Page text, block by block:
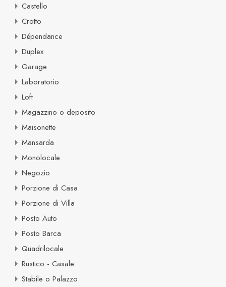
Castello
Crotto
Dépendance
Duplex
Garage
Laboratorio
Loft
Magazzino o deposito
Maisonette
Mansarda
Monolocale
Negozio
Porzione di Casa
Porzione di Villa
Posto Auto
Posto Barca
Quadrilocale
Rustico - Casale
Stabile o Palazzo